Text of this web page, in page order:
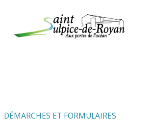
DÉMARCHES ET FORMULAIRES